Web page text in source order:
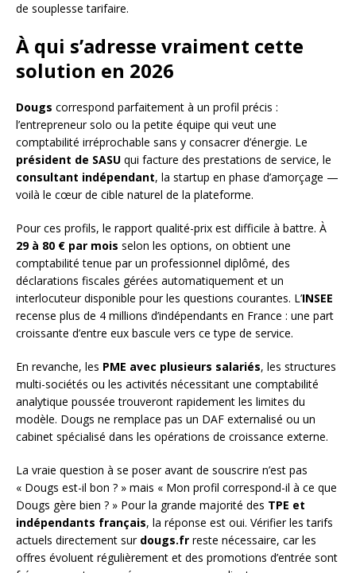
de souplesse tarifaire.
À qui s’adresse vraiment cette
solution en 2026
Dougs correspond parfaitement à un profil précis :
l’entrepreneur solo ou la petite équipe qui veut une
comptabilité irréprochable sans y consacrer d’énergie. Le
président de SASU qui facture des prestations de service, le
consultant indépendant, la startup en phase d’amorçage —
voilà le cœur de cible naturel de la plateforme.
Pour ces profils, le rapport qualité-prix est difficile à battre. À
29 à 80 € par mois selon les options, on obtient une
comptabilité tenue par un professionnel diplômé, des
déclarations fiscales gérées automatiquement et un
interlocuteur disponible pour les questions courantes. L’INSEE
recense plus de 4 millions d’indépendants en France : une part
croissante d’entre eux bascule vers ce type de service.
En revanche, les PME avec plusieurs salariés, les structures
multi-sociétés ou les activités nécessitant une comptabilité
analytique poussée trouveront rapidement les limites du
modèle. Dougs ne remplace pas un DAF externalisé ou un
cabinet spécialisé dans les opérations de croissance externe.
La vraie question à se poser avant de souscrire n’est pas
« Dougs est-il bon ? » mais « Mon profil correspond-il à ce que
Dougs gère bien ? » Pour la grande majorité des TPE et
indépendants français, la réponse est oui. Vérifier les tarifs
actuels directement sur dougs.fr reste nécessaire, car les
offres évoluent régulièrement et des promotions d’entrée sont